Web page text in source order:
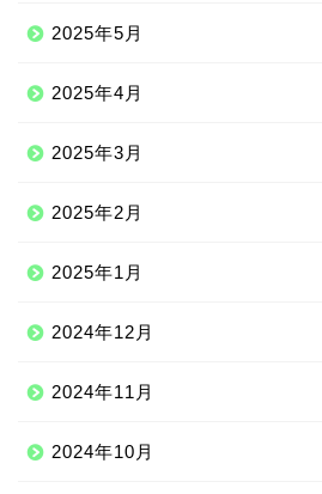
2025年5月
2025年4月
2025年3月
2025年2月
2025年1月
2024年12月
2024年11月
2024年10月